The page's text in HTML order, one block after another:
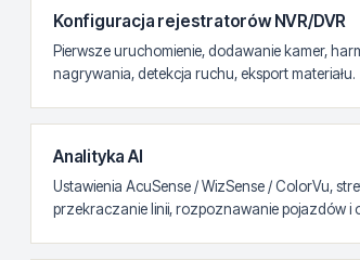
Konfiguracja rejestratorów NVR/DVR
Pierwsze uruchomienie, dodawanie kamer,
nagrywania, detekcja ruchu, eksport materiału.
Analityka AI
Ustawienia AcuSense / WizSense / ColorVu,
przekraczanie linii, rozpoznawanie pojazdów i